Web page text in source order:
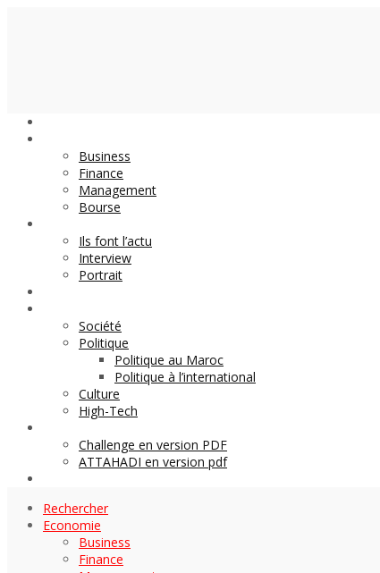
Business
Finance
Management
Bourse
Ils font l’actu
Interview
Portrait
Société
Politique
Politique au Maroc
Politique à l’international
Culture
High-Tech
Challenge en version PDF
ATTAHADI en version pdf
Rechercher
Economie
Business
Finance